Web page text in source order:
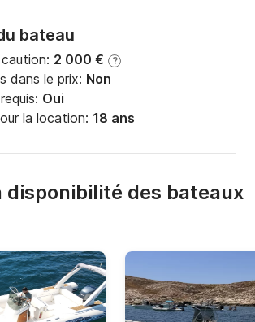
bateau
2 000 € ?
dans le prix: Non
Oui
la location: 18 ans
disponibilité des bateaux